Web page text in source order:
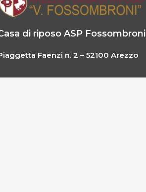
di riposo ASP Fossombroni
Faenzi n. 2 – 52100 Arezzo